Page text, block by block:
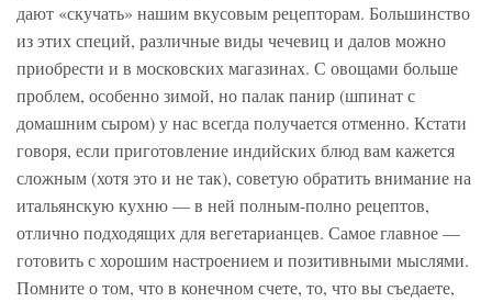
дают «скучать» нашим вкусовым рецепторам. Большинство
из этих специй, различные виды чечевиц и далов можно
приобрести и в московских магазинах. С овощами больше
проблем, особенно зимой, но палак панир (шпинат с
домашним сыром) у нас всегда получается отменно. Кстати
говоря, если приготовление индийских блюд вам кажется
сложным (хотя это и не так), советую обратить внимание на
итальянскую кухню — в ней полным-полно рецептов,
отлично подходящих для вегетарианцев. Самое главное —
готовить с хорошим настроением и позитивными мыслями.
Помните о том, что в конечном счете, то, что вы съедаете,